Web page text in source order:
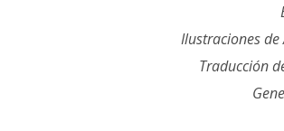
Ilustraciones
Traducción